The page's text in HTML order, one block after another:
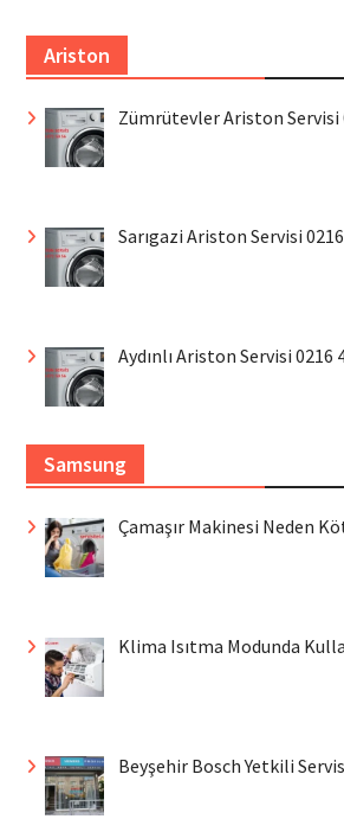
Ariston
Zümrütevler Ariston Servisi
Sarıgazi Ariston Servisi
Aydınlı Ariston Servisi 0216
Samsung
Çamaşır Makinesi Neden
Klima Isıtma Modunda
Beyşehir Bosch Yetkili